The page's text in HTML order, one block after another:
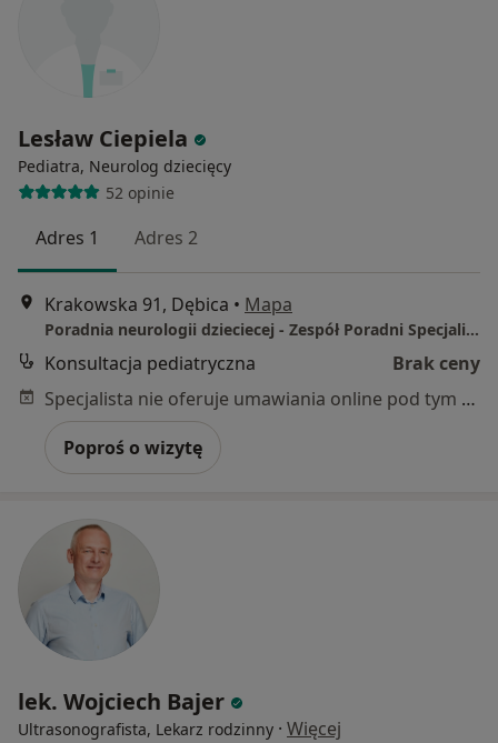
Lesław Ciepiela
Pediatra, Neurolog dziecięcy
52 opinie
Adres 1 Adres 2
Krakowska 91, Dębica • Mapa
Poradnia neurologii dzieciecej - Zespół Poradni Specjalistycznych
Konsultacja pediatryczna
Brak ceny
Specjalista nie oferuje umawiania online pod tym adresem.
Poproś o wizytę
lek. Wojciech Bajer
Ultrasonografista, Lekarz rodzinny · Więcej